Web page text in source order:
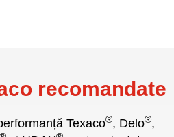
recomandate